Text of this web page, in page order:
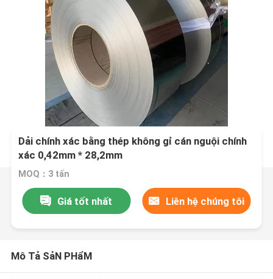
Dải chính xác bằng thép không gỉ cán nguội chính
xác 0,42mm * 28,2mm
MOQ：3 tấn
Giá tốt nhất Liên hệ chúng tôi
Mô Tả SảN PHẩM